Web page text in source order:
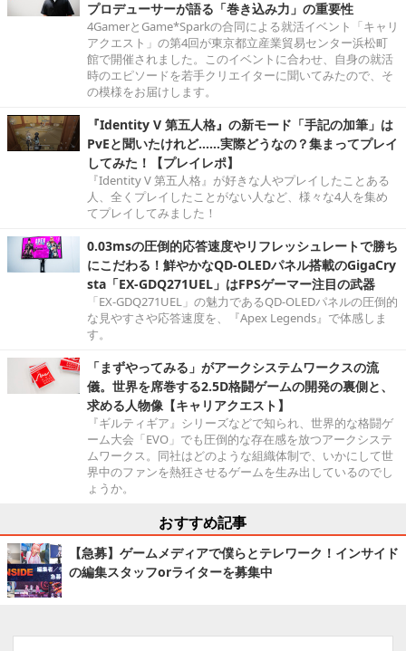
プロデューサーが語る「巻き込み力」の重要性
4GamerとGame*Sparkの合同による就活イベント「キャリ
アクエスト」の第4回が東京都立産業貿易センター浜松町
館で開催されました。このイベントに合わせ、自身の就活
時のエピソードを若手クリエイターに聞いてみたので、そ
の模様をお届けします。
『Identity V 第五人格』の新モード「手記の加筆」は
PvEと聞いたけれど……実際どうなの？集まってプレイ
してみた！【プレイレポ】
『Identity V 第五人格』が好きな人やプレイしたことある
人、全くプレイしたことがない人など、様々な4人を集め
てプレイしてみました！
0.03msの圧倒的応答速度やリフレッシュレートで勝ち
にこだわる！鮮やかなQD-OLEDパネル搭載のGigaCry
sta「EX-GDQ271UEL」はFPSゲーマー注目の武器
「EX-GDQ271UEL」の魅力であるQD-OLEDパネルの圧倒的
な見やすさや応答速度を、『Apex Legends』で体感しま
す。
「まずやってみる」がアークシステムワークスの流
儀。世界を席巻する2.5D格闘ゲームの開発の裏側と、
求める人物像【キャリアクエスト】
『ギルティギア』シリーズなどで知られ、世界的な格闘ゲ
ーム大会「EVO」でも圧倒的な存在感を放つアークシステ
ムワークス。同社はどのような組織体制で、いかにして世
界中のファンを熱狂させるゲームを生み出しているのでし
ょうか。
おすすめ記事
【急募】ゲームメディアで僕らとテレワーク！インサイド
の編集スタッフorライターを募集中